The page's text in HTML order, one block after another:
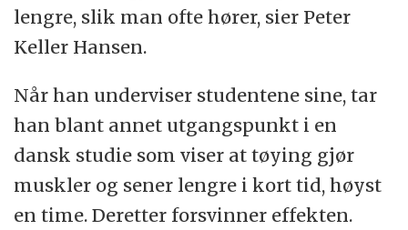
lengre, slik man ofte hører, sier Peter
Keller Hansen.
Når han underviser studentene sine, tar
han blant annet utgangspunkt i en
dansk studie som viser at tøying gjør
muskler og sener lengre i kort tid, høyst
en time. Deretter forsvinner effekten.